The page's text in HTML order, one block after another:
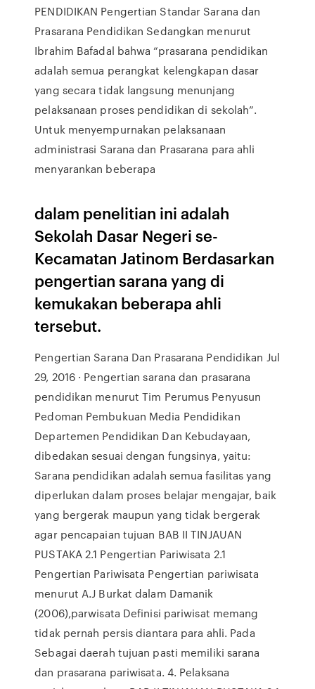
PENDIDIKAN Pengertian Standar Sarana dan
Prasarana Pendidikan Sedangkan menurut
Ibrahim Bafadal bahwa “prasarana pendidikan
adalah semua perangkat kelengkapan dasar
yang secara tidak langsung menunjang
pelaksanaan proses pendidikan di sekolah”.
Untuk menyempurnakan pelaksanaan
administrasi Sarana dan Prasarana para ahli
menyarankan beberapa
dalam penelitian ini adalah
Sekolah Dasar Negeri se-
Kecamatan Jatinom Berdasarkan
pengertian sarana yang di
kemukakan beberapa ahli
tersebut.
Pengertian Sarana Dan Prasarana Pendidikan Jul
29, 2016 · Pengertian sarana dan prasarana
pendidikan menurut Tim Perumus Penyusun
Pedoman Pembukuan Media Pendidikan
Departemen Pendidikan Dan Kebudayaan,
dibedakan sesuai dengan fungsinya, yaitu:
Sarana pendidikan adalah semua fasilitas yang
diperlukan dalam proses belajar mengajar, baik
yang bergerak maupun yang tidak bergerak
agar pencapaian tujuan BAB II TINJAUAN
PUSTAKA 2.1 Pengertian Pariwisata 2.1
Pengertian Pariwisata Pengertian pariwisata
menurut A.J Burkat dalam Damanik
(2006),parwisata Definisi pariwisat memang
tidak pernah persis diantara para ahli. Pada
Sebagai daerah tujuan pasti memiliki sarana
dan prasarana pariwisata. 4. Pelaksana